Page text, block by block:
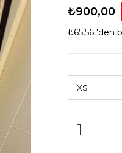
₺900,00
₺65,56 'den